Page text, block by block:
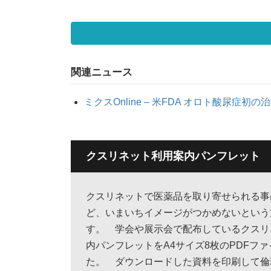
関連ニュース
ミクスOnline – 米FDA オロト酸尿症初の
クスリネット利用案内パンフレット
クスリネットで医薬品を取り寄せられる
ど、いまいちイメージがつかめないとい
す。 学会や展示会で配布しているクス
内パンフレットをA4サイズ8枚のPDFフ
た。 ダウンロードした資料を印刷して